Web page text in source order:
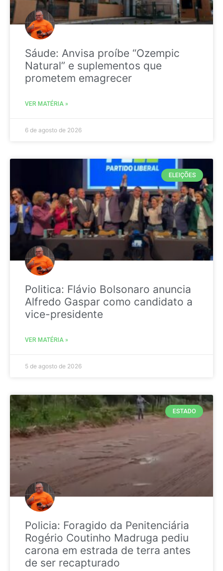
Sáude: Anvisa proíbe “Ozempic
Natural” e suplementos que
prometem emagrecer
VER MATÉRIA »
6 de agosto de 2026
ELEIÇÕES
Politica: Flávio Bolsonaro anuncia
Alfredo Gaspar como candidato a
vice-presidente
VER MATÉRIA »
5 de agosto de 2026
ESTADO
Policia: Foragido da Penitenciária
Rogério Coutinho Madruga pediu
carona em estrada de terra antes
de ser recapturado